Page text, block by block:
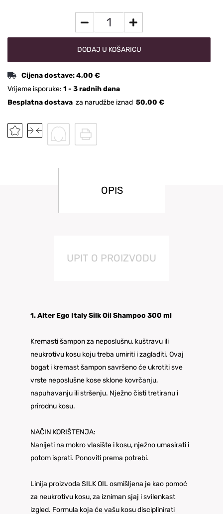
DODAJ U KOŠARICU
Cijena dostave:4,00 €
Vrijeme isporuke: 1 - 3 radnih dana
Besplatna dostava za narudžbe iznad 50,00 €
OPIS
UPIT O PROIZVODU
1. Alter Ego Italy Silk Oil Shampoo 300 ml
Kremasti šampon za neposlušnu, kuštravu ili
neukrotivu kosu koju treba umiriti i zagladiti. Ovaj
bogat i kremast šampon savršeno će ukrotiti sve
vrste neposlušne kose sklone kovrčanju,
napuhavanju ili stršenju. Nježno čisti tretiranu i
prirodnu kosu.
NAČIN KORIŠTENJA:
Nanijeti na mokro vlasište i kosu, nježno umasirati i
potom isprati. Ponoviti prema potrebi.
Linija proizvoda SILK OIL osmišljena je kao pomoć
za neukrotivu kosu, za izniman sjaj i svilenkast
izgled. Formula koja će vašu kosu disciplinirati